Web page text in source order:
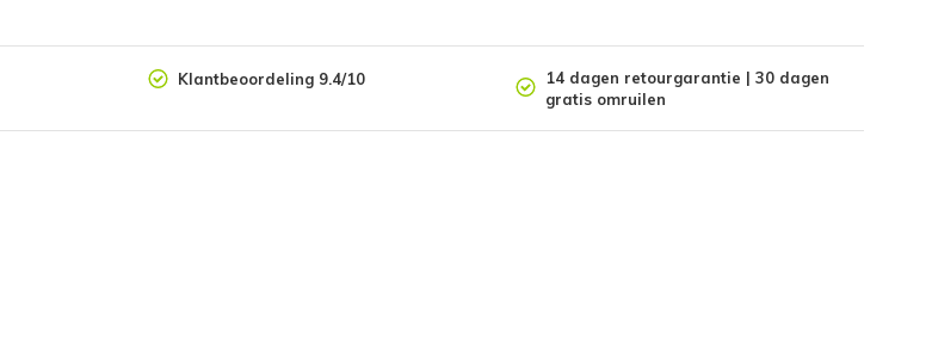
Klantbeoordeling 9.4/10
14 dagen retourgarantie | 30 dagen
gratis omruilen